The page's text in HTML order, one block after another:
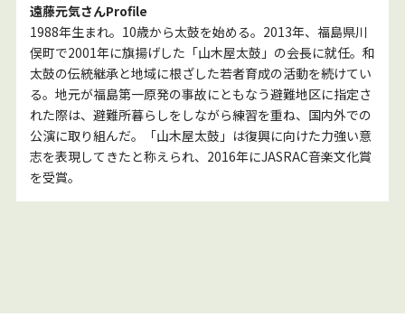
遠藤元気さんProfile
1988年生まれ。10歳から太鼓を始める。2013年、福島県川
俣町で2001年に旗揚げした「山木屋太鼓」の会長に就任。和
太鼓の伝統継承と地域に根ざした若者育成の活動を続けてい
る。地元が福島第一原発の事故にともなう避難地区に指定さ
れた際は、避難所暮らしをしながら練習を重ね、国内外での
公演に取り組んだ。「山木屋太鼓」は復興に向けた力強い意
志を表現してきたと称えられ、2016年にJASRAC音楽文化賞
を受賞。